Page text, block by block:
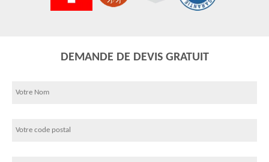
DEMANDE DE DEVIS GRATUIT